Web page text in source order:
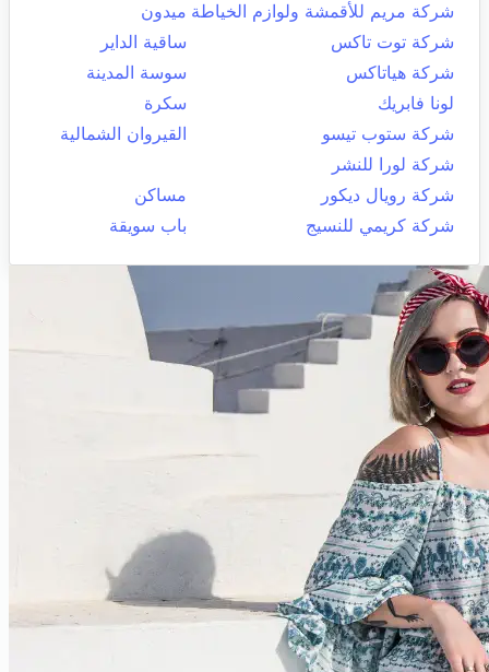
شركة مريم للأقمشة ولوازم الخياطة ميدون
شركة توت تاكس
ساقية الداير
شركة هياتاكس
سوسة المدينة
لونا فابريك
سكرة
شركة ستوب تيسو
القيروان الشمالية
شركة لورا للنشر
شركة رويال ديكور
مساكن
شركة كريمي للنسيج
باب سويقة